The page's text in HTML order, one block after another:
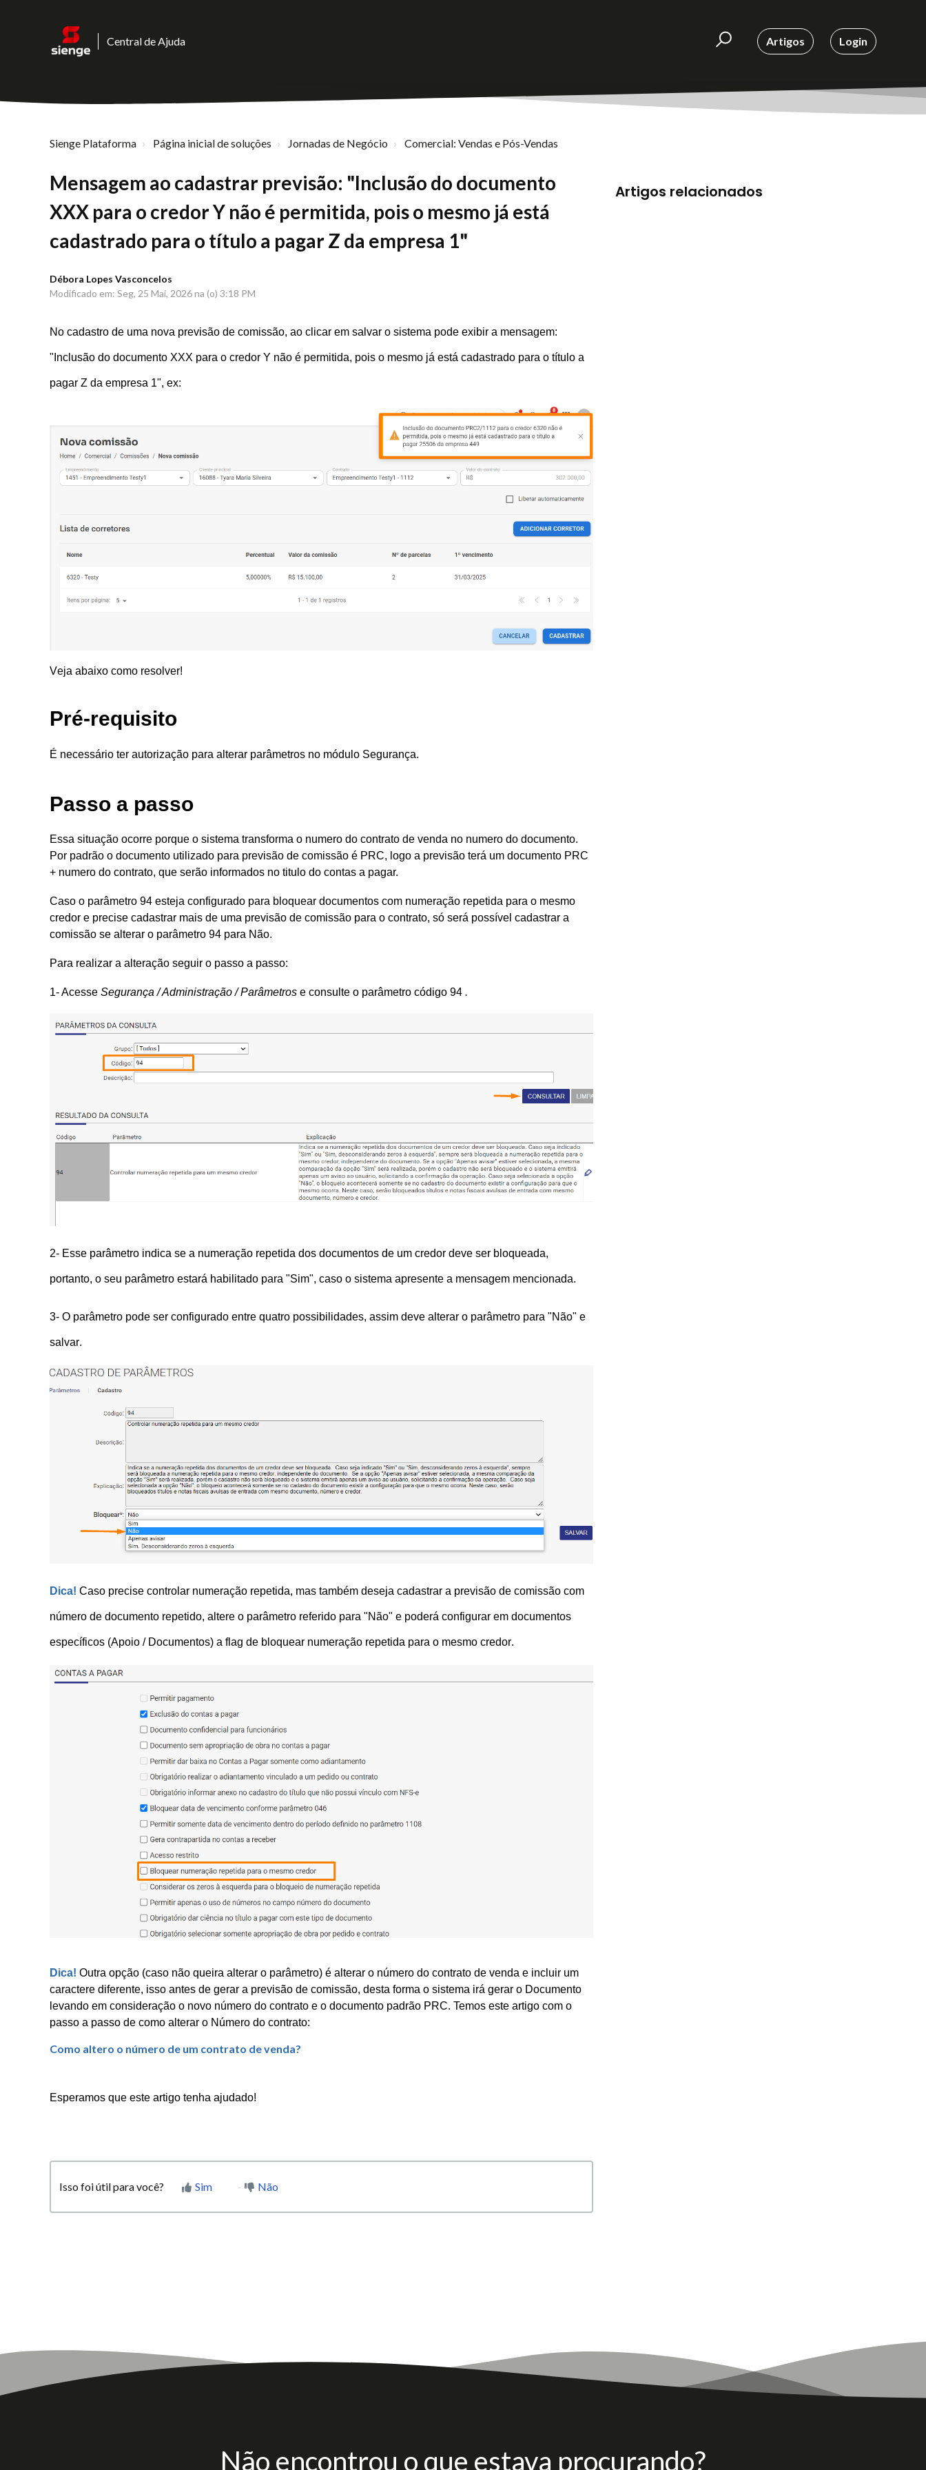
Central de Ajuda Artigos Login
Sienge Plataforma Página inicial de soluções Jornadas de Negócio Comercial: Vendas e Pós-Vendas
Mensagem ao cadastrar previsão: "Inclusão do documento
XXX para o credor Y não é permitida, pois o mesmo já está
cadastrado para o título a pagar Z da empresa 1"
Débora Lopes Vasconcelos
Modificado em: Seg, 25 Mai, 2026 na (o) 3:18 PM
No cadastro de uma nova previsão de comissão, ao clicar em salvar o sistema pode exibir a mensagem:
"Inclusão do documento XXX para o credor Y não é permitida, pois o mesmo já está cadastrado para o título a
pagar Z da empresa 1", ex:
Veja abaixo como resolver!
Pré-requisito
É necessário ter autorização para alterar parâmetros no módulo Segurança.
Passo a passo
Essa situação ocorre porque o sistema transforma o numero do contrato de venda no numero do documento.
Por padrão o documento utilizado para previsão de comissão é PRC, logo a previsão terá um documento PRC
+ numero do contrato, que serão informados no titulo do contas a pagar.
Caso o parâmetro 94 esteja configurado para bloquear documentos com numeração repetida para o mesmo
credor e precise cadastrar mais de uma previsão de comissão para o contrato, só será possível cadastrar a
comissão se alterar o parâmetro 94 para Não.
Para realizar a alteração seguir o passo a passo:
1- Acesse Segurança / Administração / Parâmetros e consulte o parâmetro código 94 .
2- Esse parâmetro indica se a numeração repetida dos documentos de um credor deve ser bloqueada,
portanto, o seu parâmetro estará habilitado para "Sim", caso o sistema apresente a mensagem mencionada.
3- O parâmetro pode ser configurado entre quatro possibilidades, assim deve alterar o parâmetro para "Não" e
salvar.
Dica! Caso precise controlar numeração repetida, mas também deseja cadastrar a previsão de comissão com
número de documento repetido, altere o parâmetro referido para "Não" e poderá configurar em documentos
específicos (Apoio / Documentos) a flag de bloquear numeração repetida para o mesmo credor.
Dica! Outra opção (caso não queira alterar o parâmetro) é alterar o número do contrato de venda e incluir um
caractere diferente, isso antes de gerar a previsão de comissão, desta forma o sistema irá gerar o Documento
levando em consideração o novo número do contrato e o documento padrão PRC. Temos este artigo com o
passo a passo de como alterar o Número do contrato:
Como altero o número de um contrato de venda?
Esperamos que este artigo tenha ajudado!
Isso foi útil para você? Sim Não
Artigos relacionados
Não encontrou o que estava procurando?